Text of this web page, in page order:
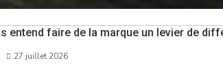
entend faire de la marque un levier de
27 juillet 2026